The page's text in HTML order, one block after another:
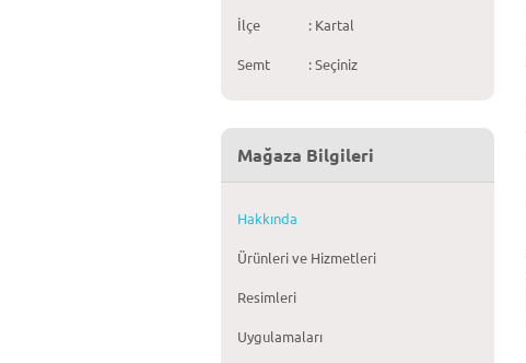
İlçe : Kartal
Semt : Seçiniz
Mağaza Bilgileri
Hakkında
Ürünleri ve Hizmetleri
Resimleri
Uygulamaları